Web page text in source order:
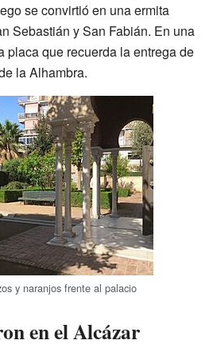
se convirtió en una ermita
Sebastián y San Fabián. En una
placa que recuerda la entrega de
la Alhambra.
y naranjos frente al palacio
en el Alcázar